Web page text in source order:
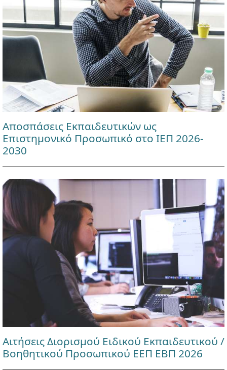
Αποσπάσεις Εκπαιδευτικών ως
Επιστημονικό Προσωπικό στο ΙΕΠ 2026-
2030
Αιτήσεις Διορισμού Ειδικού Εκπαιδευτικού /
Βοηθητικού Προσωπικού ΕΕΠ ΕΒΠ 2026